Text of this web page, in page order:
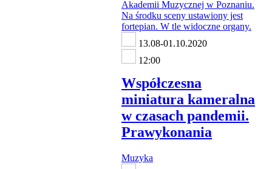
13.08-01.10.2020
12:00
Współczesna
miniatura kameralna
w czasach pandemii.
Prawykonania
Muzyka